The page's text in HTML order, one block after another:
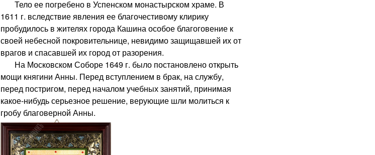
Тело ее погребено в Успенском монастырском храме. В
1611 г. вследствие явления ее благочестивому клирику
пробудилось в жителях города Кашина особое благоговение к
своей небесной покровительнице, невидимо защищавшей их от
врагов и спасавшей их город от разорения.
На Московском Соборе 1649 г. было постановлено открыть
мощи княгини Анны. Перед вступлением в брак, на службу,
перед постригом, перед началом учебных занятий, принимая
какое-нибудь серьезное решение, верующие шли молиться к
гробу благоверной Анны.